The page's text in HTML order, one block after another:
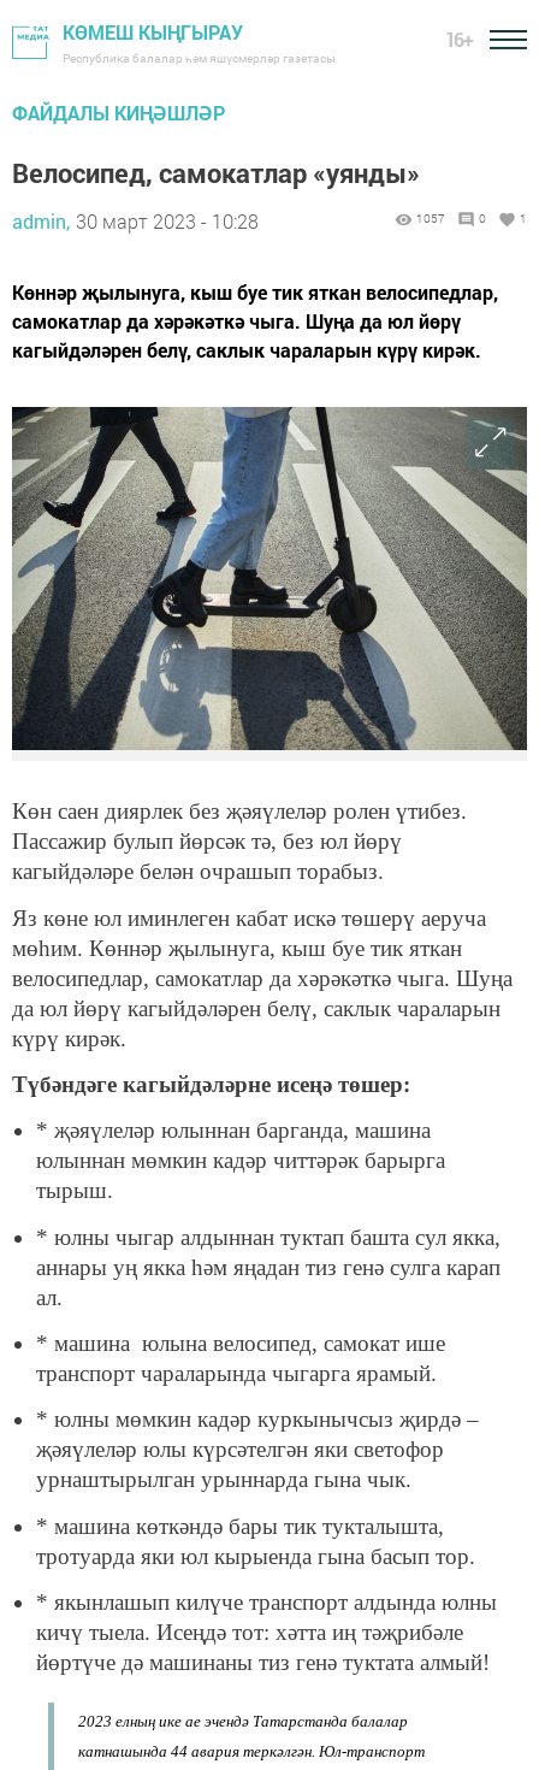
КӨМЕШ КЫҢГЫРАУ
Республика балалар һәм яшүсмерләр газетасы
16+
ФАЙДАЛЫ КИҢӘШЛӘР
Велосипед, самокатлар «уянды»
admin, 30 март 2023 - 10:28 1057 0 1
Көннәр җылынуга, кыш буе тик яткан велосипедлар,
самокатлар да хәрәкәткә чыга. Шуңа да юл йөрү
кагыйдәләрен белү, саклык чараларын күрү кирәк.
Көн саен диярлек без җәяүлеләр ролен үтибез.
Пассажир булып йөрсәк тә, без юл йөрү
кагыйдәләре белән очрашып торабыз.
Яз көне юл иминлеген кабат искә төшерү аеруча
мөһим. Көннәр җылынуга, кыш буе тик яткан
велосипедлар, самокатлар да хәрәкәткә чыга. Шуңа
да юл йөрү кагыйдәләрен белү, саклык чараларын
күрү кирәк.
Түбәндәге кагыйдәләрне исеңә төшер:
* җәяүлеләр юлыннан барганда, машина
юлыннан мөмкин кадәр читтәрәк барырга
тырыш.
* юлны чыгар алдыннан туктап башта сул якка,
аннары уң якка һәм яңадан тиз генә сулга карап
ал.
* машина юлына велосипед, самокат ише
транспорт чараларында чыгарга ярамый.
* юлны мөмкин кадәр куркынычсыз җирдә –
җәяүлеләр юлы күрсәтелгән яки светофор
урнаштырылган урыннарда гына чык.
* машина көткәндә бары тик тукталышта,
тротуарда яки юл кырыенда гына басып тор.
* якынлашып килүче транспорт алдында юлны
кичү тыела. Исеңдә тот: хәтта иң тәҗрибәле
йөртүче дә машинаны тиз генә туктата алмый!
2023 елның ике ае эчендә Татарстанда балалар
катнашында 44 авария теркәлгән. Юл-транспорт